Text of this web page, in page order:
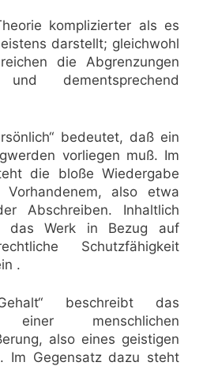
komplizierter als es
darstellt; gleichwohl
die Abgrenzungen
dementsprechend
bedeutet, daß ein
vorliegen muß. Im
die bloße Wiedergabe
also etwa
Abschreiben. Inhaltlich
das Werk in Bezug auf
Schutzfähigkeit
.
beschreibt das
einer menschlichen
also eines geistigen
Im Gegensatz dazu steht